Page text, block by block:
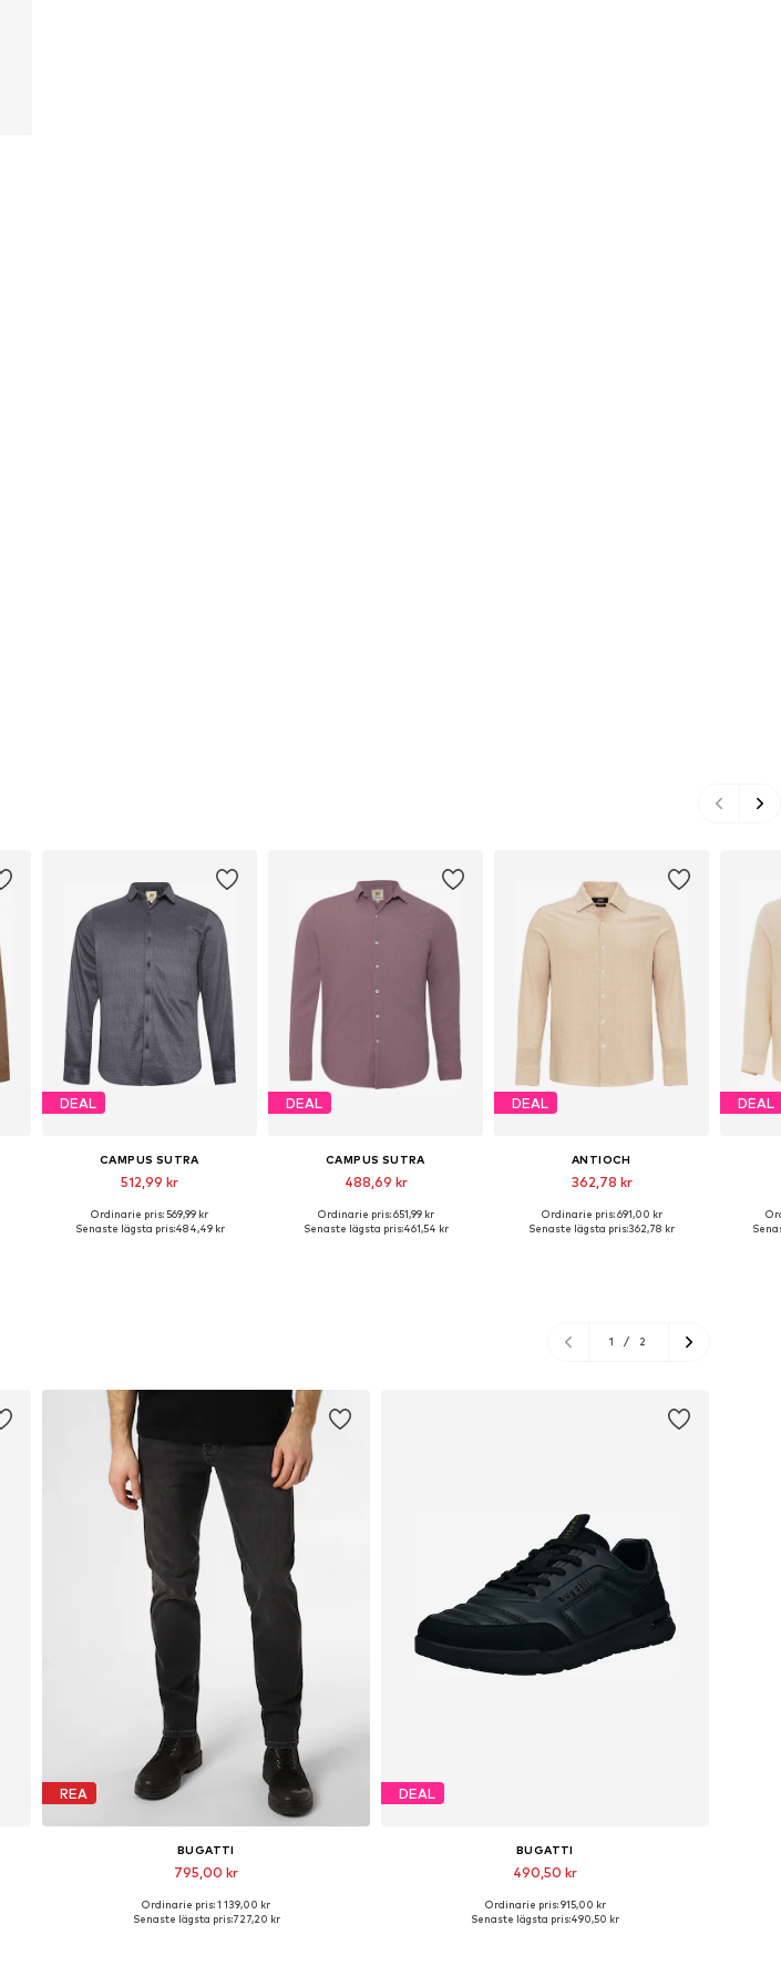
DEAL
CAMPUS SUTRA
512,99 kr
Tillgängliga storlekar: L, XL
Ordinarie pris: 569,99 kr
Senaste lägsta pris:484,49 kr
DEAL
CAMPUS SUTRA
488,69 kr
Tillgängliga storlekar: L, XL
Ordinarie pris: 651,99 kr
Senaste lägsta pris:461,54 kr
DEAL
ANTIOCH
362,78 kr
Ordinarie pris: 691,00 kr
Senaste lägsta pris:362,78 kr
DEAL
1 / 2
REA
BUGATTI
795,00 kr
Tillgänglig i många storlekar
Ordinarie pris: 1 139,00 kr
Senaste lägsta pris:727,20 kr
DEAL
BUGATTI
490,50 kr
Tillgängliga storlekar: 40, 41, 42, 43, 44
Ordinarie pris: 915,00 kr
Senaste lägsta pris:490,50 kr